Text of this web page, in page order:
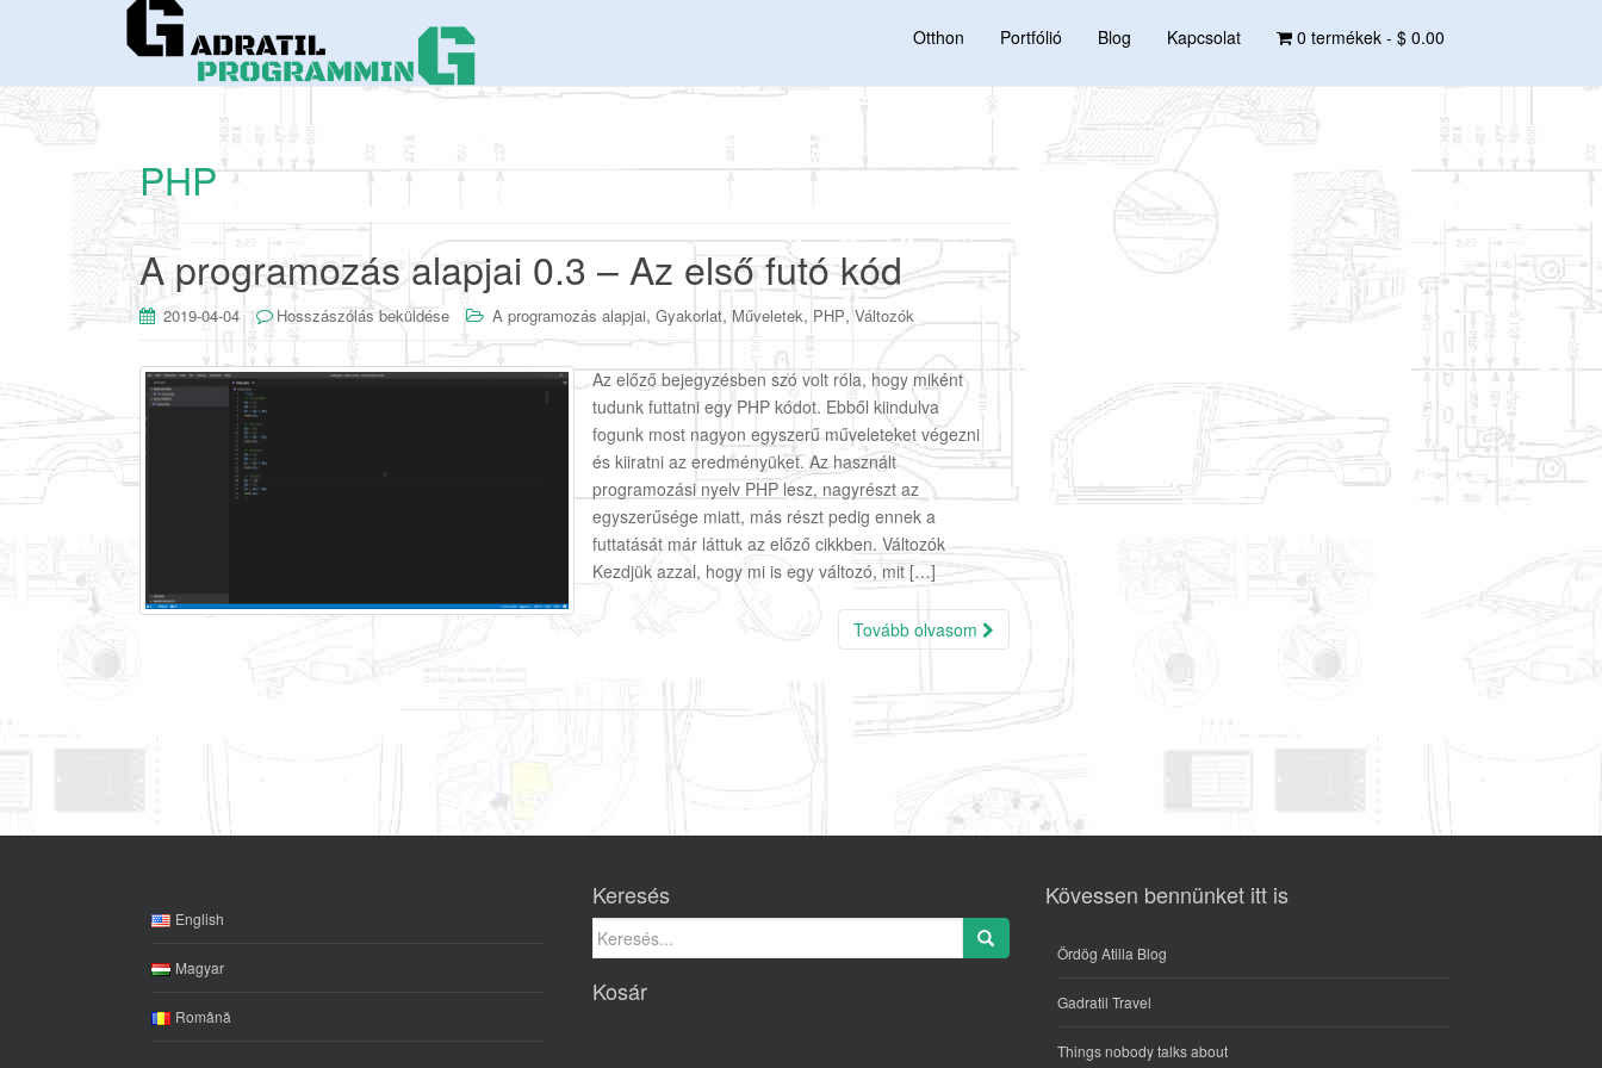
Otthon Portfólió Blog Kapcsolat 0 termékek - $ 0.00
PHP
A programozás alapjai 0.3 – Az első futó kód
2019-04-04 Hosszászólás beküldése A programozás alapjai, Gyakorlat, Műveletek, PHP, Változók
Az előző bejegyzésben szó volt róla, hogy miként
tudunk futtatni egy PHP kódot. Ebből kiindulva
fogunk most nagyon egyszerű műveleteket végezni
és kiiratni az eredményüket. Az használt
programozási nyelv PHP lesz, nagyrészt az
egyszerűsége miatt, más részt pedig ennek a
futtatását már láttuk az előző cikkben. Változók
Kezdjük azzal, hogy mi is egy változó, mit […]
Tovább olvasom
English
Magyar
Română
Keresés
Search for:
Kosár
Kövessen bennünket itt is
Ördög Atilla Blog
Gadratil Travel
Things nobody talks about